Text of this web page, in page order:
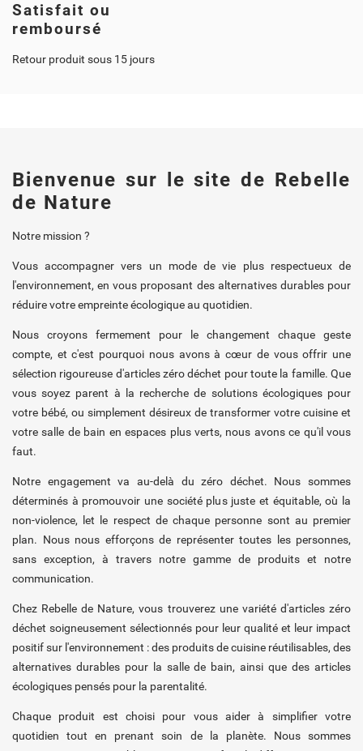
Satisfait ou
remboursé
Retour produit sous 15 jours
Bienvenue sur le site de Rebelle
de Nature
Notre mission ?
Vous accompagner vers un mode de vie plus respectueux de
l'environnement, en vous proposant des alternatives durables pour
réduire votre empreinte écologique au quotidien.
Nous croyons fermement pour le changement chaque geste
compte, et c'est pourquoi nous avons à cœur de vous offrir une
sélection rigoureuse d'articles zéro déchet pour toute la famille. Que
vous soyez parent à la recherche de solutions écologiques pour
votre bébé, ou simplement désireux de transformer votre cuisine et
votre salle de bain en espaces plus verts, nous avons ce qu'il vous
faut.
Notre engagement va au-delà du zéro déchet. Nous sommes
déterminés à promouvoir une société plus juste et équitable, où la
non-violence, let le respect de chaque personne sont au premier
plan. Nous nous efforçons de représenter toutes les personnes,
sans exception, à travers notre gamme de produits et notre
communication.
Chez Rebelle de Nature, vous trouverez une variété d'articles zéro
déchet soigneusement sélectionnés pour leur qualité et leur impact
positif sur l'environnement : des produits de cuisine réutilisables, des
alternatives durables pour la salle de bain, ainsi que des articles
écologiques pensés pour la parentalité.
Chaque produit est choisi pour vous aider à simplifier votre
quotidien tout en prenant soin de la planète. Nous sommes